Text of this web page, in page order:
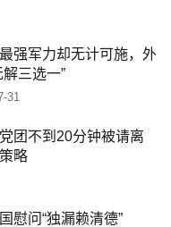
强军力却无计可施，外
三选一”
31
团不到20分钟被请离
略
慰问“独漏赖清德”